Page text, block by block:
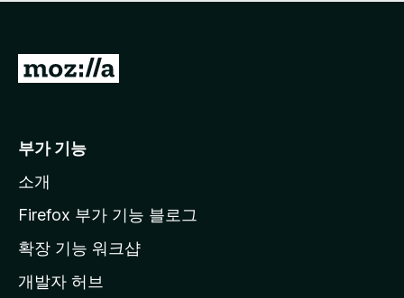
점
습
니
M
l
a
페
이
부가 기능
소개
Firefox 부가 기능 블로그
확장 기능 워크샵
개발자 허브